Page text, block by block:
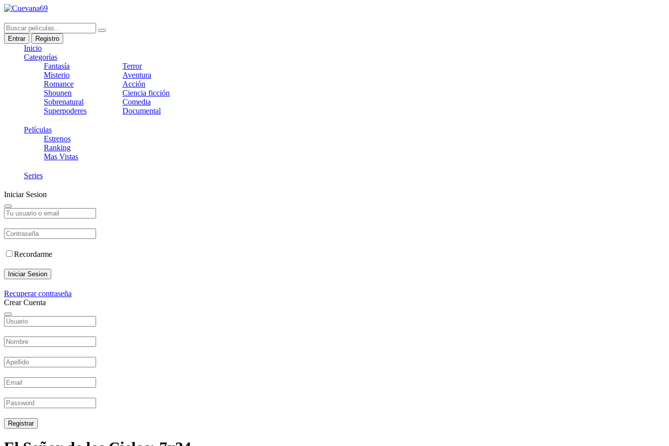
Entrar Registro
Inicio
Categorías
Fantasía
Misterio
Romance
Shounen
Sobrenatural
Superpoderes
Terror
Aventura
Acción
Ciencia ficción
Comedia
Documental
Películas
Estrenos
Ranking
Mas Vistas
Series
Iniciar Sesion
Recordarme
Iniciar Sesion
Recuperar contraseña
Crear Cuenta
Registrar